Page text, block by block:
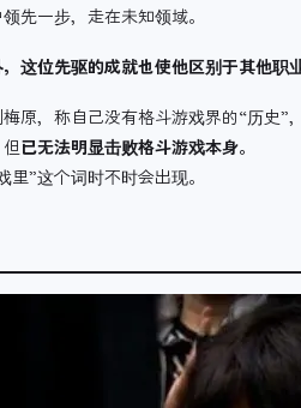
先一步，走在未知领域。
这位先驱的成就也使他区别于其他职业
原，称自己没有格斗游戏界的“历史”
已无法明显击败格斗游戏本身。
里”这个词时不时会出现。